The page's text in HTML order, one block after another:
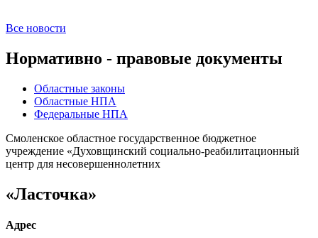
Все новости
Нормативно - правовые документы
Областные законы
Областные НПА
Федеральные НПА
Смоленское областное государственное бюджетное
учреждение «Духовщинский социально-реабилитационный
центр для несовершеннолетних
«Ласточка»
Адрес